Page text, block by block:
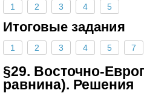
1 2 3 4 5
Итоговые задания
1 2 3 4 5 7
§29. Восточно-
равнина). Решения